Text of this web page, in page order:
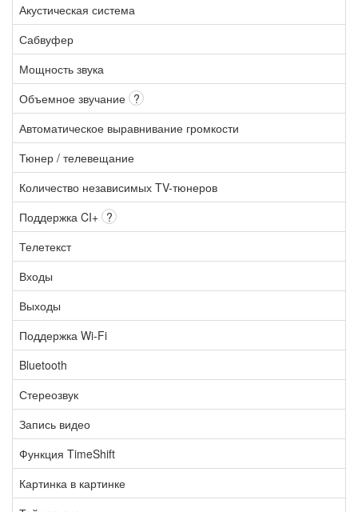
Акустическая система
Сабвуфер
Мощность звука
Объемное звучание ?
Автоматическое выравнивание громкости
Тюнер / телевещание
Количество независимых TV-тюнеров
Поддержка CI+ ?
Телетекст
Входы
Выходы
Поддержка Wi-Fi
Bluetooth
Стереозвук
Запись видео
Функция TimeShift
Картинка в картинке